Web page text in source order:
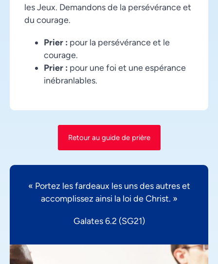
les Jeux. Demandons de la persévérance et
du courage.
Prier : pour la persévérance et le
courage.
Prier : pour une foi et une espérance
inébranlables.
Retour au guide de prière
« Portez les fardeaux les uns des autres et
accomplissez ainsi la loi de Christ. »
Galates 6.2 (SG21)